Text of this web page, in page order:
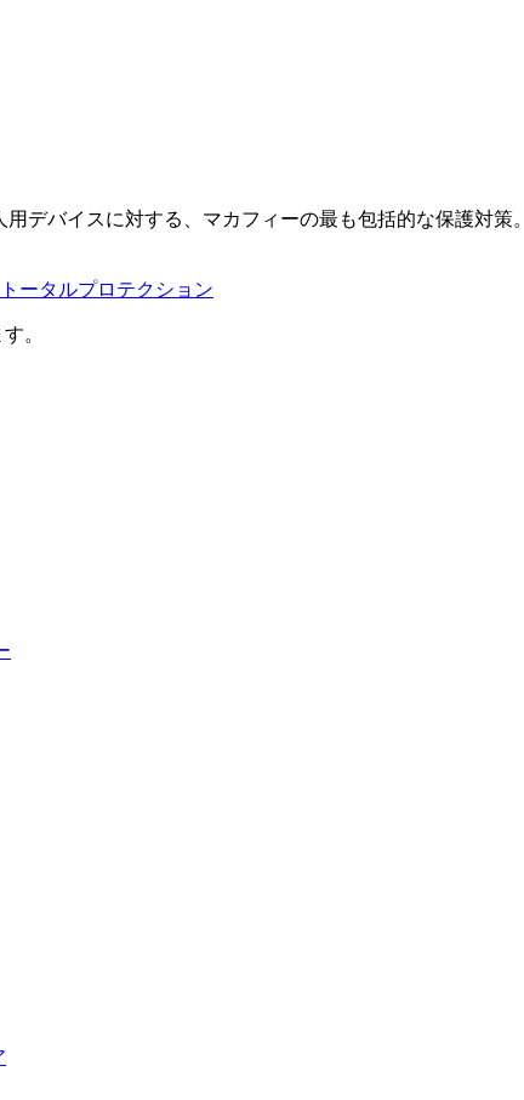
デバイスに対する、マカフィーの最も包括的な保護対策。
ータルプロテクション
。